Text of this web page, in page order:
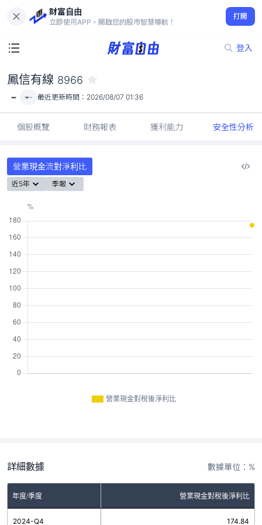
財富自由
立即使用APP，開啟您的股市智慧導航！
打開
登入
-
鳳信有線 8966
- - 最近更新時間： 2026/08/07 01:36
個股概覽 財務報表 獲利能力 安全性分析
營業現金流對淨利比
近5年 季報
營業現金對稅後淨利比
詳細數據 數據單位：%
年度/季度 營業現金對稅後淨利比
2024-Q4 174.84